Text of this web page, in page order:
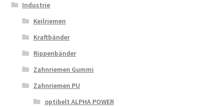
Industrie
Keilriemen
Kraftbänder
Rippenbänder
Zahnriemen Gummi
Zahnriemen PU
optibelt ALPHA POWER